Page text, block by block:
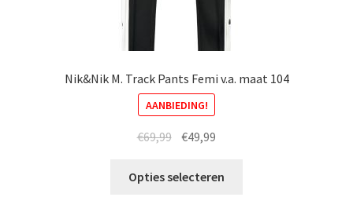
Nik&Nik M. Track Pants Femi v.a. maat 104
AANBIEDING!
€69,99 Oorspronkelijke
was:
€49,99
is:
Opties selecteren